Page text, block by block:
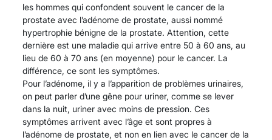
les hommes qui confondent souvent le cancer de la
prostate avec l’adénome de prostate, aussi nommé
hypertrophie bénigne de la prostate. Attention, cette
dernière est une maladie qui arrive entre 50 à 60 ans, au
lieu de 60 à 70 ans (en moyenne) pour le cancer. La
différence, ce sont les symptômes.
Pour l’adénome, il y a l’apparition de problèmes urinaires,
on peut parler d’une gêne pour uriner, comme se lever
dans la nuit, uriner avec moins de pression. Ces
symptômes arrivent avec l’âge et sont propres à
l’adénome de prostate, et non en lien avec le cancer de la